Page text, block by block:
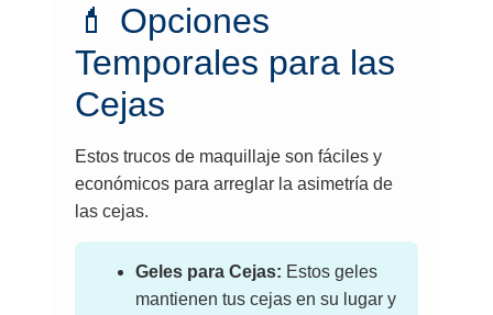
💄 Opciones
Temporales para las
Cejas
Estos trucos de maquillaje son fáciles y
económicos para arreglar la asimetría de
las cejas.
Geles para Cejas: Estos geles
mantienen tus cejas en su lugar y